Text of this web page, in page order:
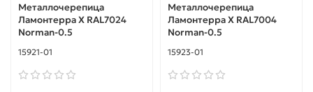
Металлочерепица
Ламонтерра X RAL7024
Norman-0.5
15921-01
Металлочерепица
Ламонтерра X RAL7004
Norman-0.5
15923-01